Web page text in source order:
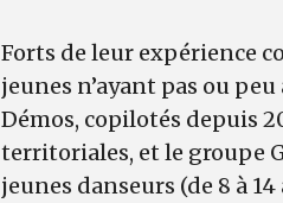
Forts de leur expérience
jeunes n’ayant pas ou
Démos, copilotés depuis
territoriales, et le groupe
jeunes danseurs (de 8 à